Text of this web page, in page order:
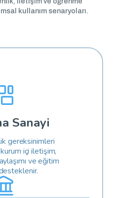
kullanım senaryoları.
Sanayi
gereksinimleri
içi iletişim,
ve eğitim